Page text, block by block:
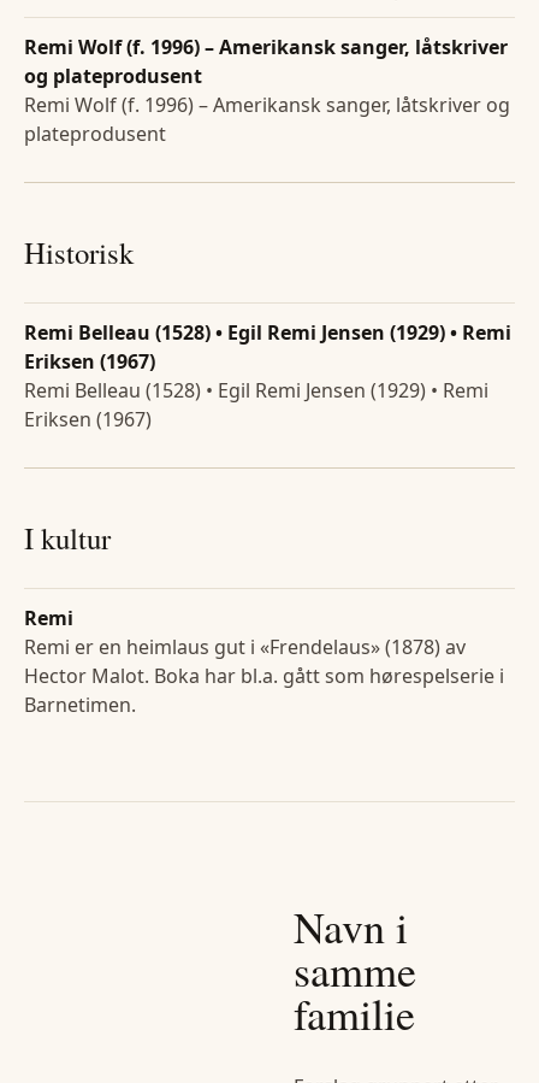
Remi Wolf (f. 1996) – Amerikansk sanger, låtskriver
og plateprodusent
Remi Wolf (f. 1996) – Amerikansk sanger, låtskriver og
plateprodusent
Historisk
Remi Belleau (1528) • Egil Remi Jensen (1929) • Remi
Eriksen (1967)
Remi Belleau (1528) • Egil Remi Jensen (1929) • Remi
Eriksen (1967)
I kultur
Remi
Remi er en heimlaus gut i «Frendelaus» (1878) av
Hector Malot. Boka har bl.a. gått som hørespelserie i
Barnetimen.
Navn i
samme
familie